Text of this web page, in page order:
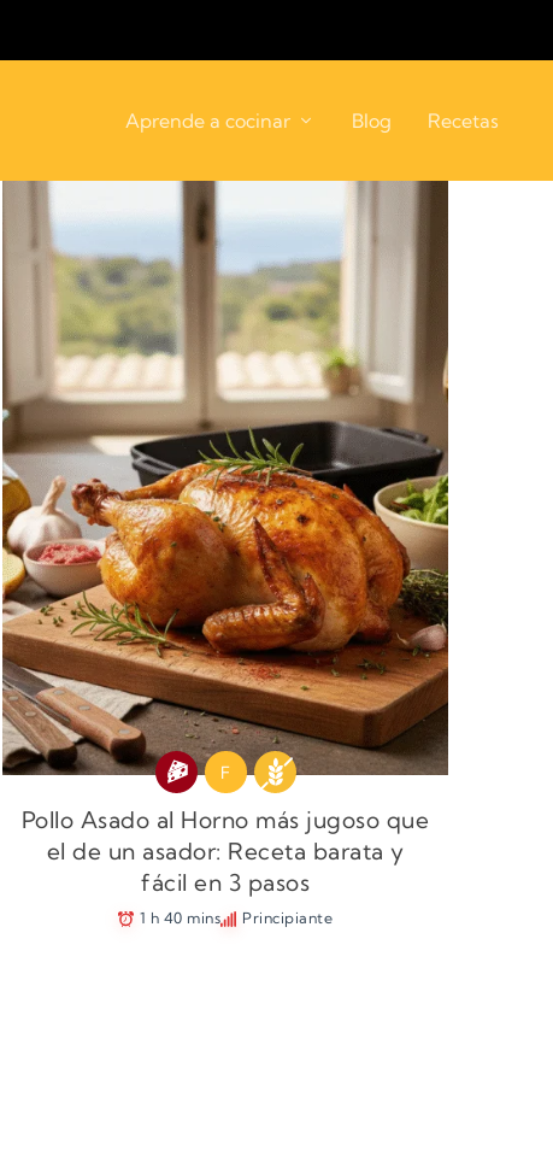
Aprende a cocinar Blog Recetas
F
Pollo Asado al Horno más jugoso que
el de un asador: Receta barata y
fácil en 3 pasos
1 h 40 mins Principiante